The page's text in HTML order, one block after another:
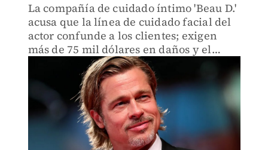
La compañía de cuidado íntimo 'Beau D.'
acusa que la línea de cuidado facial del
actor confunde a los clientes; exigen
más de 75 mil dólares en daños y el
retiro inmediato del nombre en el